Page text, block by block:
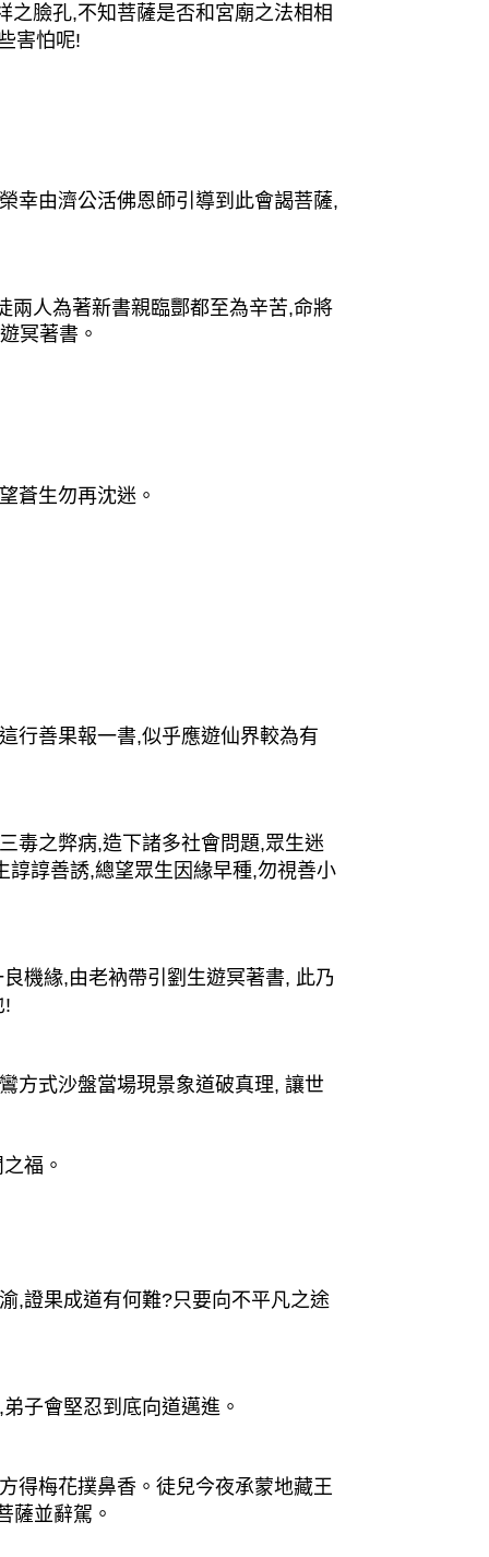
臉孔,不知菩薩是否和宮廟之法相相
害怕呢!
由濟公活佛恩師引導到此會謁菩薩,
人為著新書親臨酆都至為辛苦,命將
冥著書。
生勿再沈迷。
善果報一書,似乎應遊仙界較為有
之弊病,造下諸多社會問題,眾生迷
諄善誘,總望眾生因緣早種,勿視善小
緣,由老衲帶引劉生遊冥著書, 此乃
!
式沙盤當場現景象道破真理, 讓世
福。
果成道有何難?只要向不平凡之途
會堅忍到底向道邁進。
梅花撲鼻香。徒兒今夜承蒙地藏王
薩並辭駕。